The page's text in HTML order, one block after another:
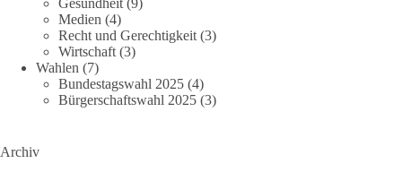
Medien (4)
Recht und Gerechtigkeit (3)
Wirtschaft (3)
Wahlen (7)
Bundestagswahl 2025 (4)
Bürgerschaftswahl 2025 (3)
Archiv